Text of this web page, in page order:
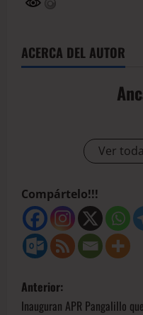
ACERCA DEL AUTOR
Ver
Compártelo!!!
Anterior:
Inauguran APR Pangalillo